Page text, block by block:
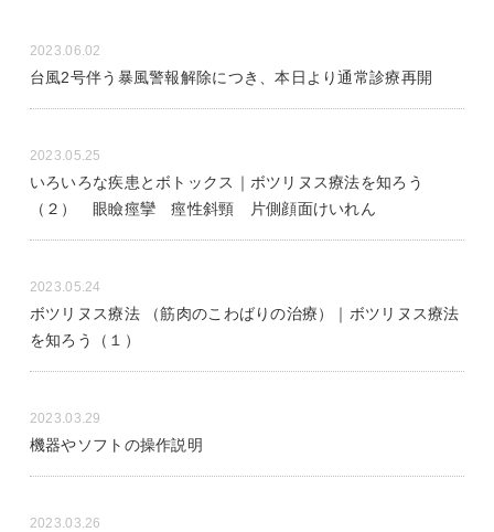
2023.06.02
台風2号伴う暴風警報解除につき、本日より通常診療再開
2023.05.25
いろいろな疾患とボトックス｜ボツリヌス療法を知ろう
（２） 眼瞼痙攣 痙性斜頸 片側顔面けいれん
2023.05.24
ボツリヌス療法 （筋肉のこわばりの治療）｜ボツリヌス療法
を知ろう（１）
2023.03.29
機器やソフトの操作説明
2023.03.26